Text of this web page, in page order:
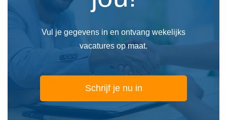
Vul je gegevens in en ontvang wekelijks
vacatures op maat.
Schrijf je nu in